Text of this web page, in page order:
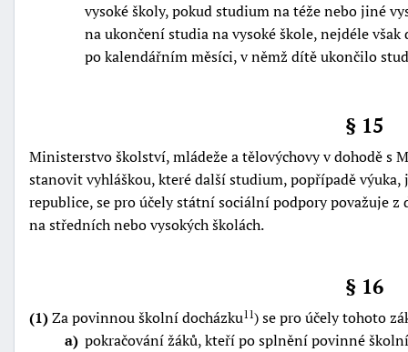
vysoké školy, pokud studium na téže nebo jiné
na ukončení studia na vysoké škole, nejdéle
po kalendářním měsíci, v němž dítě ukončilo
§ 15
Ministerstvo školství, mládeže a tělovýchovy v dohodě s
stanovit vyhláškou, které další studium, popřípadě
republice, se pro účely státní sociální podpory považuje z
na středních nebo vysokých školách.
§ 16
(1)Za povinnou školní docházku11) se pro účely tohoto
a pokračování žáků, kteří po splnění povinné